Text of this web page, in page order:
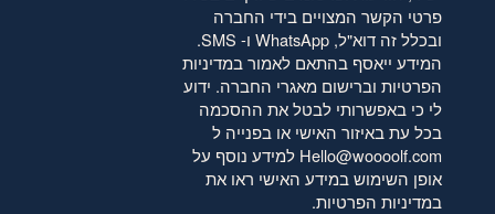
פרטי הקשר המצויים בידי החברה
ובכלל זה דוא"ל, WhatsApp ו- SMS.
המידע ייאסף בהתאם לאמורבמדיניות
הפרטיותוברישום מאגרי החברה. ידוע
לי כי באפשרותי לבטל את ההסכמה
בכל עת באיזור האישי או בפנייה ל
Hello@woooolf.com למידע נוסף על
אופן השימוש במידע האישי ראו את
במדיניות הפרטיות.